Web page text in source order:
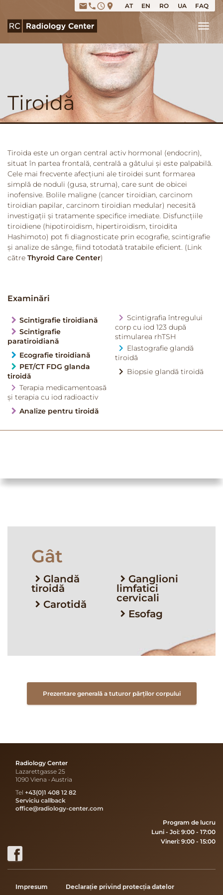
emailphoneaccess_time place AT EN RO UA FAQ
Tiroidă
Tiroida este un organ central activ hormonal (endocrin),
situat în partea frontală, centrală a gâtului și este palpabilă.
Cele mai frecvente afecțiuni ale tiroidei sunt formarea
simplă de noduli (gusa, struma), care sunt de obicei
inofensive. Bolile maligne (cancer tiroidian, carcinom
tiroidian papilar, carcinom tiroidian medular) necesită
investigații și tratamente specifice imediate. Disfuncțiile
tiroidiene (hipotiroidism, hipertiroidism, tiroidita
Hashimoto) pot fi diagnosticate prin ecografie, scintigrafie
și analize de sânge, fiind totodată tratabile eficient. (Link
către Thyroid Care Center)
Examinări
Scintigrafie tiroidiană
Scintigrafie
paratiroidiană
Ecografie tiroidiană
PET/CT FDG glanda
tiroidă
Terapia medicamentoasă
și terapia cu iod radioactiv
Analize pentru tiroidă
Scintigrafia întregului
corp cu iod 123 după
stimularea rhTSH
Elastografie glandă
tiroidă
Biopsie glandă tiroidă
Gât
Glandă
tiroidă
Carotidă
Ganglioni
limfatici
cervicali
Esofag
Prezentare generală a tuturor părților corpului
Radiology Center
Lazarettgasse 25
1090 Viena • Austria
Tel +43(0)1 408 12 82
Serviciu callback
office@radiology-center.com
Program de lucru
Luni - Joi: 9:00 - 17:00
Vineri: 9:00 - 15:00
Impresum Declarație privind protecția datelor